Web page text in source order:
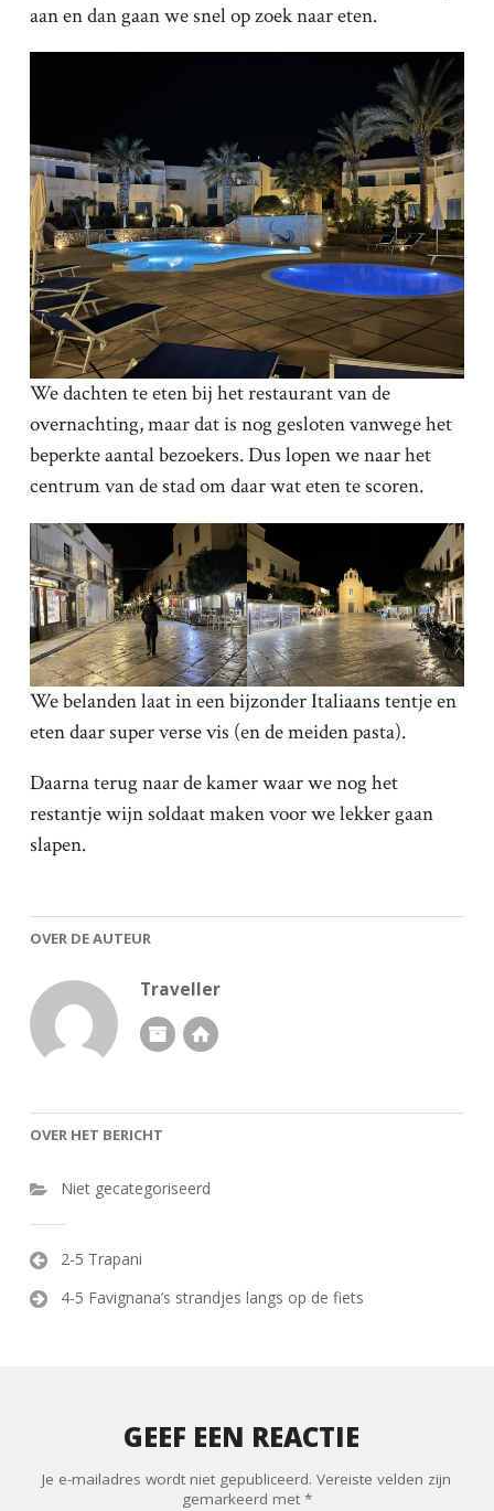
aan en dan gaan we snel op zoek naar eten.
We dachten te eten bij het restaurant van de
overnachting, maar dat is nog gesloten vanwege het
beperkte aantal bezoekers. Dus lopen we naar het
centrum van de stad om daar wat eten te scoren.
We belanden laat in een bijzonder Italiaans tentje en
eten daar super verse vis (en de meiden pasta).
Daarna terug naar de kamer waar we nog het
restantje wijn soldaat maken voor we lekker gaan
slapen.
OVER DE AUTEUR
Traveller
OVER HET BERICHT
Niet gecategoriseerd
Bericht
navigatie
2-5 Trapani
4-5 Favignana’s strandjes langs op de fiets
GEEF EEN REACTIE
Je e-mailadres wordt niet gepubliceerd. Vereiste velden zijn
gemarkeerd met *